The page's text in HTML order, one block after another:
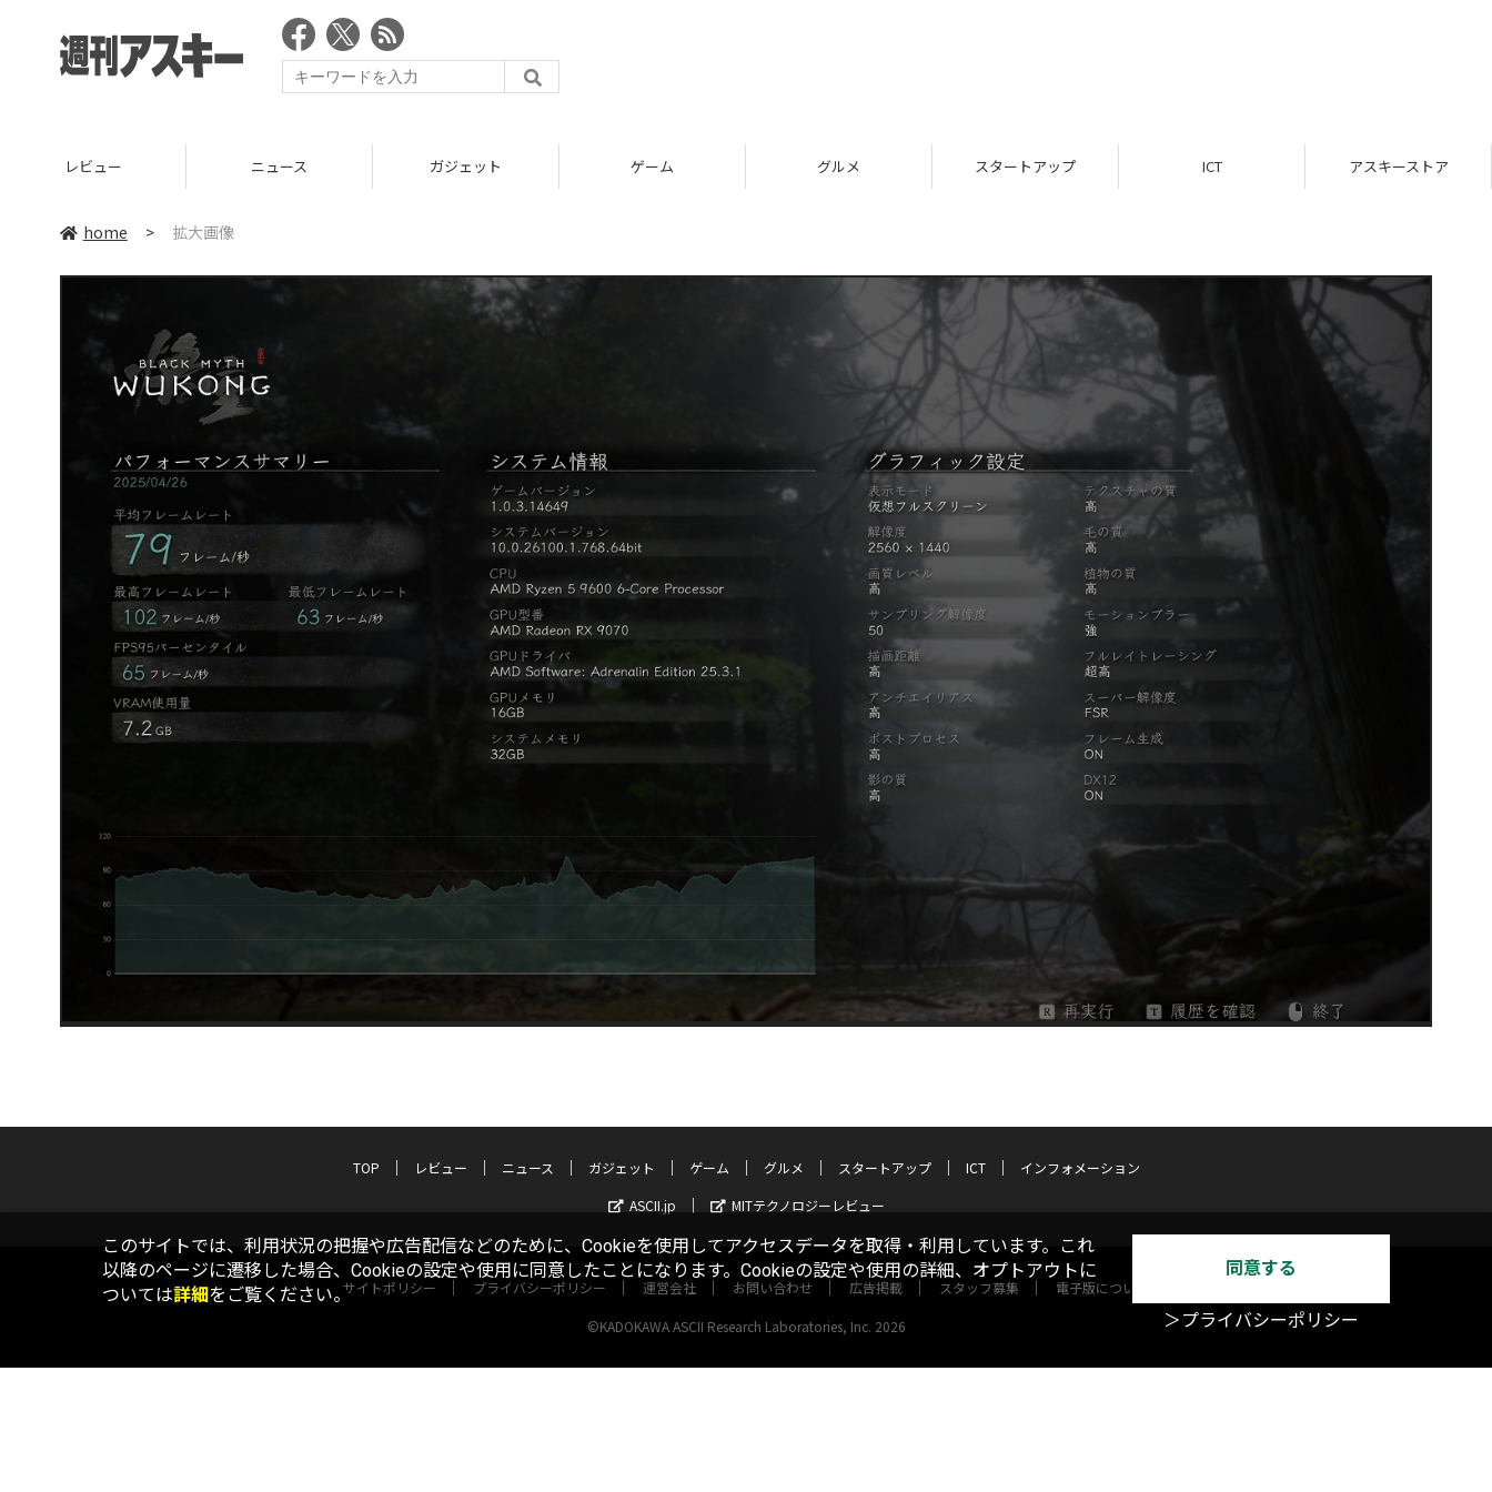
レビュー ニュース ガジェット ゲーム グルメ スタートアップ ICT アスキーストア
home > 拡大画像
TOP レビュー ニュース ガジェット ゲーム グルメ スタートアップ ICT
インフォメーション
ASCII.jp
MITテクノロジーレビュー
サイトポリシー プライバシーポリシー 運営会社 お問い合わせ 広告掲載 スタッフ募集 電子版について
©KADOKAWA ASCII Research Laboratories, Inc. 2026
このサイトでは、利用状況の把握や広告配信などのために、Cookieを使用してアクセスデータを取得・利用しています。これ
以降のページに遷移した場合、Cookieの設定や使用に同意したことになります。Cookieの設定や使用の詳細、オプトアウトに
ついては詳細をご覧ください。
同意する
＞プライバシーポリシー